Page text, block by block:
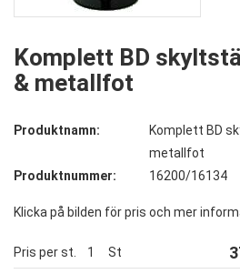
Komplett BD
& metallfot
Produktnamn:
Komplett BD
metallfot
Produktnummer:
16200/16134
Klicka på bilden för pris och mer
Pris per st. 1 St